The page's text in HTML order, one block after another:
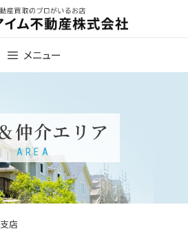
メニュー
仲介エリア
AREA
店